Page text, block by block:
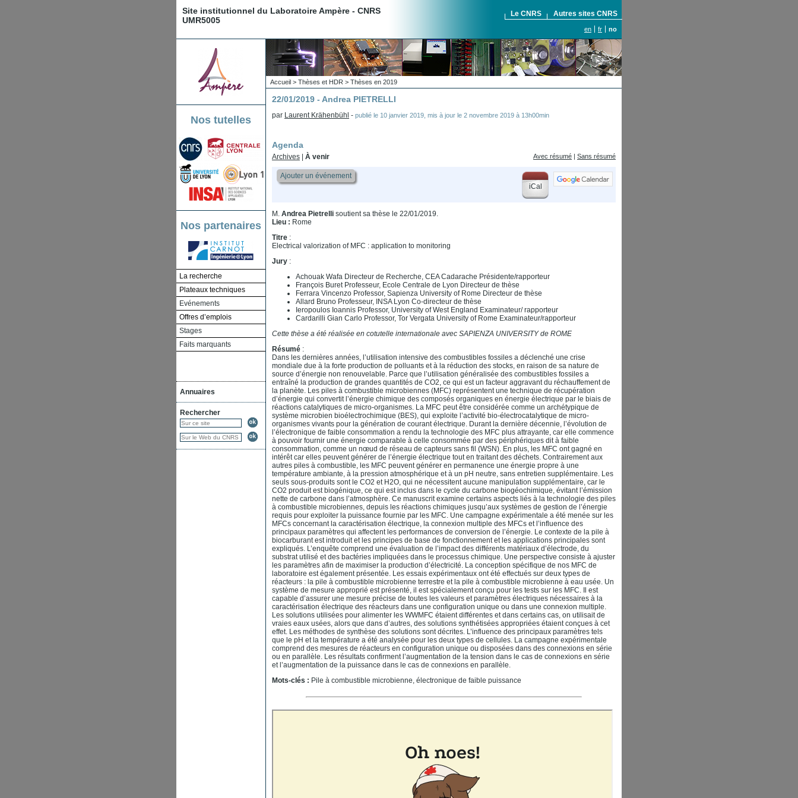
Site institutionnel du Laboratoire Ampère - CNRS
UMR5005
Le CNRS Autres sites CNRS
en fr no
Nos tutelles
Nos partenaires
La recherche
Plateaux techniques
Evénements
Offres d’emplois
Stages
Faits marquants
Annuaires
Rechercher
Accueil > Thèses et HDR > Thèses en 2019
22/01/2019 - Andrea PIETRELLI
par Laurent Krähenbühl - publié le 10 janvier 2019 mis à jour le 2 novembre 2019 à 13h00min
Agenda
Avec résumé | Sans résumé
Archives À venir
Ajouter un événement
iCal
M. Andrea Pietrelli soutient sa thèse le 22/01/2019.
Lieu : Rome
Titre :
Electrical valorization of MFC : application to monitoring
Jury :
Achouak Wafa Directeur de Recherche, CEA Cadarache Présidente/rapporteur
François Buret Professeur, Ecole Centrale de Lyon Directeur de thèse
Ferrara Vincenzo Professor, Sapienza University of Rome Directeur de thèse
Allard Bruno Professeur, INSA Lyon Co-directeur de thèse
Ieropoulos Ioannis Professor, University of West England Examinateur/ rapporteur
Cardarilli Gian Carlo Professor, Tor Vergata University of Rome Examinateur/rapporteur
Cette thèse a été réalisée en cotutelle internationale avec SAPIENZA UNIVERSITY de ROME
Résumé :
Dans les dernières années, l’utilisation intensive des combustibles fossiles a déclenché une crise
mondiale due à la forte production de polluants et à la réduction des stocks, en raison de sa nature de
source d’énergie non renouvelable. Parce que l’utilisation généralisée des combustibles fossiles a
entraîné la production de grandes quantités de CO2, ce qui est un facteur aggravant du réchauffement de
la planète. Les piles à combustible microbiennes (MFC) représentent une technique de récupération
d’énergie qui convertit l’énergie chimique des composés organiques en énergie électrique par le biais de
réactions catalytiques de micro-organismes. La MFC peut être considérée comme un archétypique de
système microbien bioélectrochimique (BES), qui exploite l’activité bio-électrocatalytique de micro-
organismes vivants pour la génération de courant électrique. Durant la dernière décennie, l’évolution de
l’électronique de faible consommation a rendu la technologie des MFC plus attrayante, car elle commence
à pouvoir fournir une énergie comparable à celle consommée par des périphériques dit à faible
consommation, comme un nœud de réseau de capteurs sans fil (WSN). En plus, les MFC ont gagné en
intérêt car elles peuvent générer de l’énergie électrique tout en traitant des déchets. Contrairement aux
autres piles à combustible, les MFC peuvent générer en permanence une énergie propre à une
température ambiante, à la pression atmosphérique et à un pH neutre, sans entretien supplémentaire. Les
seuls sous-produits sont le CO2 et H2O, qui ne nécessitent aucune manipulation supplémentaire, car le
CO2 produit est biogénique, ce qui est inclus dans le cycle du carbone biogéochimique, évitant l’émission
nette de carbone dans l’atmosphère. Ce manuscrit examine certains aspects liés à la technologie des piles
à combustible microbiennes, depuis les réactions chimiques jusqu’aux systèmes de gestion de l’énergie
requis pour exploiter la puissance fournie par les MFC. Une campagne expérimentale a été menée sur les
MFCs concernant la caractérisation électrique, la connexion multiple des MFCs et l’influence des
principaux paramètres qui affectent les performances de conversion de l’énergie. Le contexte de la pile à
biocarburant est introduit et les principes de base de fonctionnement et les applications principales sont
expliqués. L’enquête comprend une évaluation de l’impact des différents matériaux d’électrode, du
substrat utilisé et des bactéries impliquées dans le processus chimique. Une perspective consiste à ajuster
les paramètres afin de maximiser la production d’électricité. La conception spécifique de nos MFC de
laboratoire est également présentée. Les essais expérimentaux ont été effectués sur deux types de
réacteurs : la pile à combustible microbienne terrestre et la pile à combustible microbienne à eau usée. Un
système de mesure approprié est présenté, il est spécialement conçu pour les tests sur les MFC. Il est
capable d’assurer une mesure précise de toutes les valeurs et paramètres électriques nécessaires à la
caractérisation électrique des réacteurs dans une configuration unique ou dans une connexion multiple.
Les solutions utilisées pour alimenter les WWMFC étaient différentes et dans certains cas, on utilisait de
vraies eaux usées, alors que dans d’autres, des solutions synthétisées appropriées étaient conçues à cet
effet. Les méthodes de synthèse des solutions sont décrites. L’influence des principaux paramètres tels
que le pH et la température a été analysée pour les deux types de cellules. La campagne expérimentale
comprend des mesures de réacteurs en configuration unique ou disposées dans des connexions en série
ou en parallèle. Les résultats confirment l’augmentation de la tension dans le cas de connexions en série
et l’augmentation de la puissance dans le cas de connexions en parallèle.
Mots-clés : Pile à combustible microbienne, électronique de faible puissance